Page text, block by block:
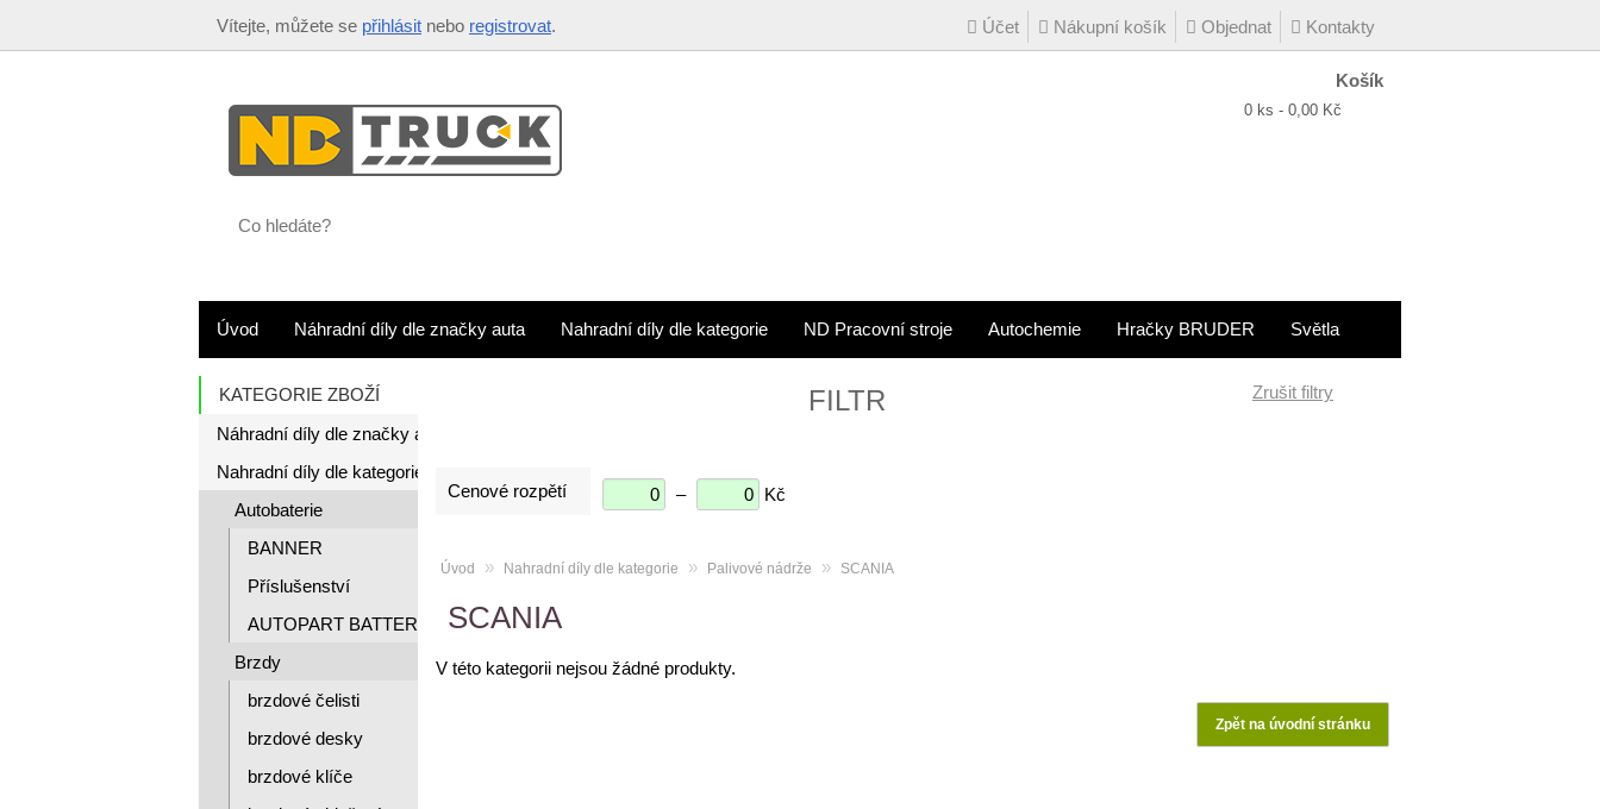
Vítejte, můžete se přihlásit nebo registrovat. Účet Nákupní košík Objednat Kontakty
Košík
0 ks - 0,00 Kč
Co
hledáte?
Úvod Náhradní díly dle značky auta Nahradní díly dle kategorie ND Pracovní stroje Autochemie Hračky BRUDER Světla
KATEGORIE ZBOŽÍ
Náhradní díly dle značky auta
Nahradní díly dle kategorie
Autobaterie
BANNER
Příslušenství
AUTOPART BATTERY
Brzdy
brzdové čelisti
brzdové desky
brzdové klíče
FILTR
Cenové rozpětí – Kč
Úvod » Nahradní díly dle kategorie » Palivové nádrže » SCANIA
SCANIA
V této kategorii nejsou žádné produkty.
Zpět na úvodní stránku